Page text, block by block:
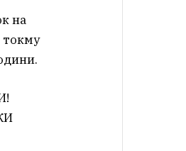
на
токму